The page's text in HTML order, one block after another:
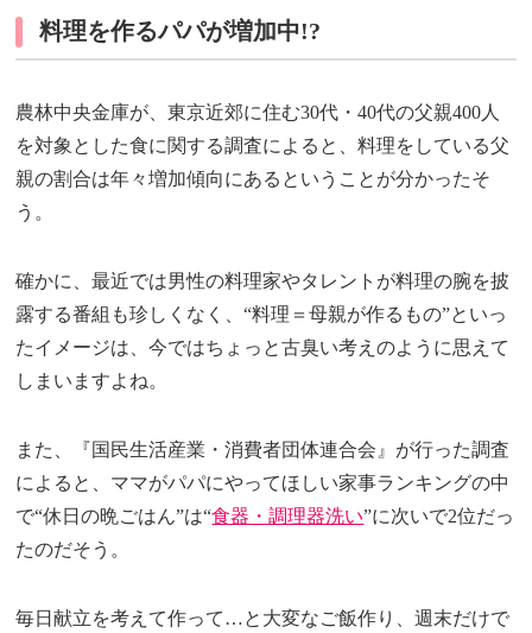
料理を作るパパが増加中!?
農林中央金庫が、東京近郊に住む30代・40代の父親400人
を対象とした食に関する調査によると、料理をしている父
親の割合は年々増加傾向にあるということが分かったそ
う。
確かに、最近では男性の料理家やタレントが料理の腕を披
露する番組も珍しくなく、“料理＝母親が作るもの”といっ
たイメージは、今ではちょっと古臭い考えのように思えて
しまいますよね。
また、『国民生活産業・消費者団体連合会』が行った調査
によると、ママがパパにやってほしい家事ランキングの中
で“休日の晩ごはん”は“食器・調理器洗い”に次いで2位だっ
たのだそう。
毎日献立を考えて作って…と大変なご飯作り、週末だけで